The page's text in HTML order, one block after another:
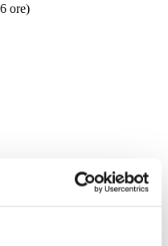
ore)